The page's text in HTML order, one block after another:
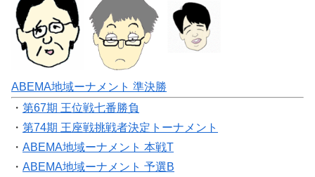
ABEMA地域ーナメント 準決勝
・ 第67期 王位戦七番勝負
・ 第74期 王座戦挑戦者決定トーナメント
・ ABEMA地域ーナメント 本戦T
・ ABEMA地域ーナメント 予選B